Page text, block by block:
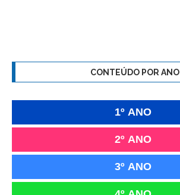
CONTEÚDO POR ANO
1º ANO
2º ANO
3º ANO